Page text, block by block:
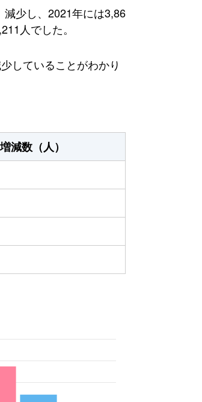
少し、2021年には3,86
人でした。
していることがわかり
減数（人）